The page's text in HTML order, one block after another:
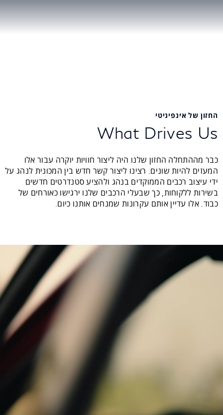
החזון של אינפיניטי
What Drives Us
כבר מההתחלה החזון שלנו היה ליצור חוויות יוקרה עבור אלו
המעזים להיות שונים. רצינו ליצור קשר חדש בין המכונית לנהג על
ידי עיצוב רכבים הממוקדים בנהג ולהציע סטנדרטים חדשים
בשירות ללקוחות, כך שבעלי הרכבים שלנו ירגישו כאורחים של
כבוד. אלו עדיין אותם עקרונות שמנחים אותנו כיום.